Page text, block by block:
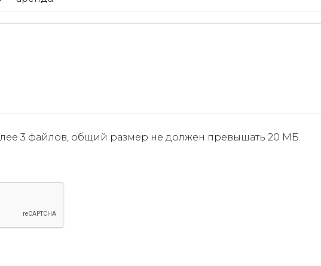
3 файлов, общий размер не должен превышать 20 МБ.